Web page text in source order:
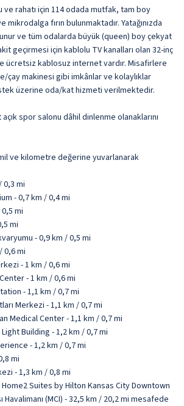
rahatı için 114 odada mutfak, tam boy
fırın bulunmaktadır. Yatağınızda
ve tüm odalarda büyük (queen) boy çekyat
geçirmesi için kablolu TV kanalları olan 32-inç
ücretsiz kablosuz internet vardır. Misafirlere
çay makinesi gibi imkânlar ve kolaylıklar
üzerine oda/kat hizmeti verilmektedir.
spor salonu dâhil dinlenme olanaklarını
ve kilometre değerine yuvarlanarak
0,3 mi
- 0,7 km / 0,4 mi
mi
mi
- 0,9 km / 0,5 mi
0,6 mi
- 1 km / 0,6 mi
- 1 km / 0,6 mi
- 1,1 km / 0,7 mi
Merkezi - 1,1 km / 0,7 mi
Medical Center - 1,1 km / 0,7 mi
Building - 1,2 km / 0,7 mi
- 1,2 km / 0,7 mi
mi
- 1,3 km / 0,8 mi
Suites by Hilton Kansas City Downtown
Havalimanı (MCI) - 32,5 km / 20,2 mi mesafede